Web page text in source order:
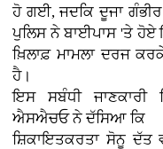
ਹੋ ਗਈ, ਜਦਕਿ ਦੂਜਾ
ਪੁਲਿਸ ਨੇ ਬਾਈਪਾਸ 'ਤੇ ਹੋਏ
ਖ਼ਿਲਾਫ਼ ਮਾਮਲਾ ਦਰਜ
ਹੈ।
ਇਸ ਸਬੰਧੀ
ਐਸਐਚਓ ਨੇ ਦੱਸਿਆ ਕਿ
ਸ਼ਿਕਾਇਤਕਰਤਾ ਸੋਨੂ ਦੱਤ